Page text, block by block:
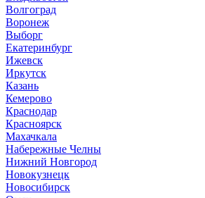
Волгоград
Воронеж
Выборг
Екатеринбург
Ижевск
Иркутск
Казань
Кемерово
Краснодар
Красноярск
Махачкала
Набережные Челны
Нижний Новгород
Новокузнецк
Новосибирск